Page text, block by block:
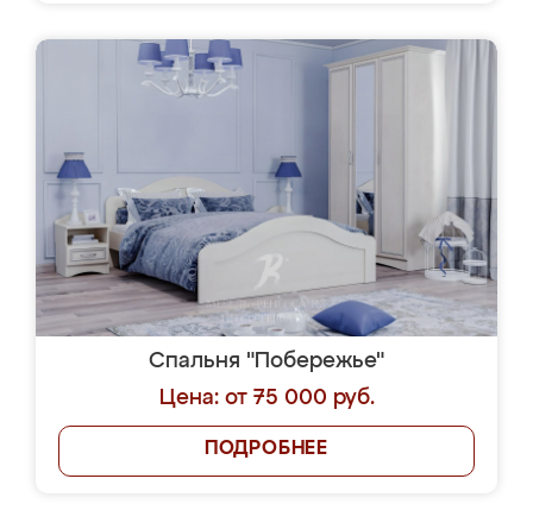
Спальня "Побережье"
Цена: от 75 000 руб.
ПОДРОБНЕЕ